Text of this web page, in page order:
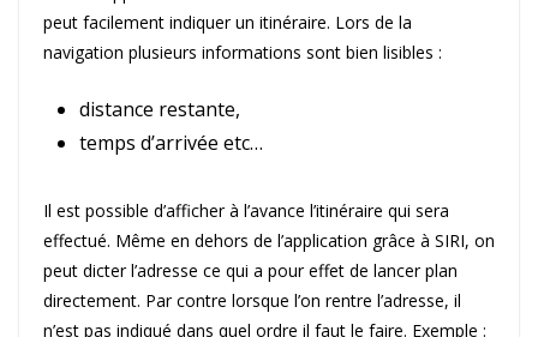
peut facilement indiquer un itinéraire. Lors de la
navigation plusieurs informations sont bien lisibles :
distance restante,
temps d’arrivée etc…
Il est possible d’afficher à l’avance l’itinéraire qui sera
effectué. Même en dehors de l’application grâce à SIRI, on
peut dicter l’adresse ce qui a pour effet de lancer plan
directement. Par contre lorsque l’on rentre l’adresse, il
n’est pas indiqué dans quel ordre il faut le faire. Exemple :